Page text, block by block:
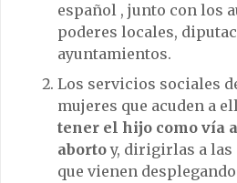
español , junto con los
poderes locales,
ayuntamientos.
Los servicios sociales
mujeres que acuden a
tener el hijo como vía
abortoy, dirigirlas a las
que vienen